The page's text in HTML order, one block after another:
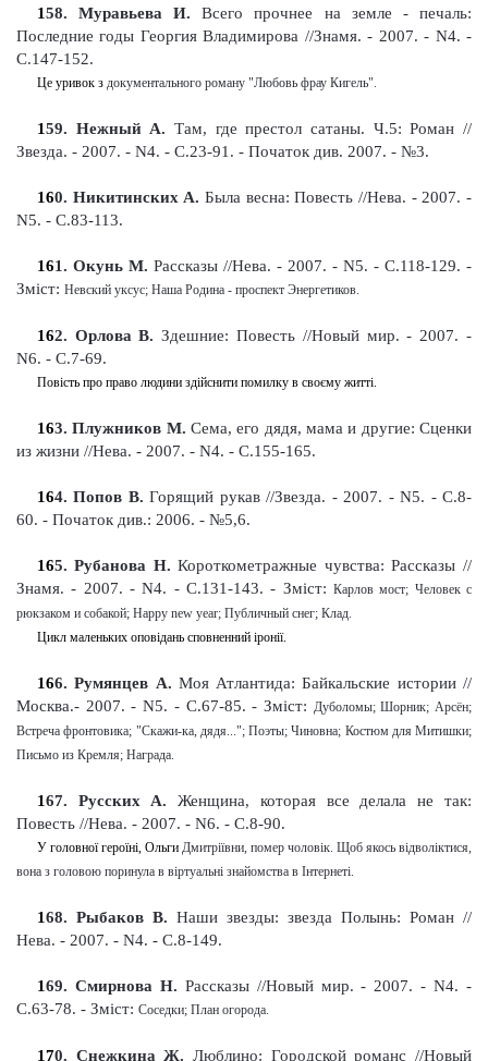
158. Муравьева И. Всего прочнее на земле - печаль:
Последние годы Георгия Владимирова //Знамя. - 2007. - N4. -
С.147-152.
Це уривок здокументальногороману"Любовь фрау Кигель".
159. Нежный А. Там, где престол сатаны. Ч.5: Роман //
Звезда. - 2007. - N4. - С.23-91 . - Початок див. 2007. - №3.
160. Никитинских А. Была весна: Повесть //Нева. - 2007. -
N5. - С.83-113.
161. Окунь М. Рассказы //Нева. - 2007. - N5. - С.118-129. -
Зміст: Невский уксус; Наша Родина - проспект Энергетиков.
162. Орлова В. Здешние: Повесть //Новый мир. - 2007. -
N6. - С.7-69.
Повість про право людини здійснити помилку в своєму житті.
163. Плужников М. Сема, его дядя, мама и другие: Сценки
из жизни //Нева. - 2007. - N4. - С.155-165.
164. Попов В. Горящий рукав //Звезда. - 2007. - N5. - С.8-
60. - Початок див.: 2006. - №5,6.
165. Рубанова Н. Короткометражные чувства: Рассказы //
Знамя.- 2007. - N4. - С.131-143. - Зміст:Карлов мост; Человек с
рюкзаком и собакой; Happy new year; Публичный снег; Клад.
Цикл маленьких оповідань сповненний іронії.
166. Румянцев А. Моя Атлантида: Байкальские истории //
Москва.- 2007. - N5. - С.67-85. - Зміст: Дуболомы; Шорник; Арсён;
Встреча фронтовика; "Скажи-ка, дядя..."; Поэты; Чиновна; Костюм для Митишки;
Письмо из Кремля; Награда.
167. Русских А. Женщина, которая все делала не так:
Повесть //Нева. - 2007. - N6. - С.8-90.
У головної героїні, Ольги Дмитріївни, помер чоловік. Щоб якось відволіктися,
вона з головою поринула в віртуальні знайомства в Інтернеті.
168. Рыбаков В. Наши звезды: звезда Полынь: Роман //
Нева. - 2007. - N4. - С.8-149.
169. Смирнова Н. Рассказы //Новый мир. - 2007. - N4. -
С.63-78. - Зміст: Соседки; План огорода.
170. Снежкина Ж. Люблино: Городской романс //Новый